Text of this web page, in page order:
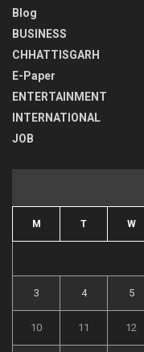
Blog
BUSINESS
CHHATTISGARH
E-Paper
ENTERTAINMENT
INTERNATIONAL
JOB
M T W
3 4 5
10 11 12